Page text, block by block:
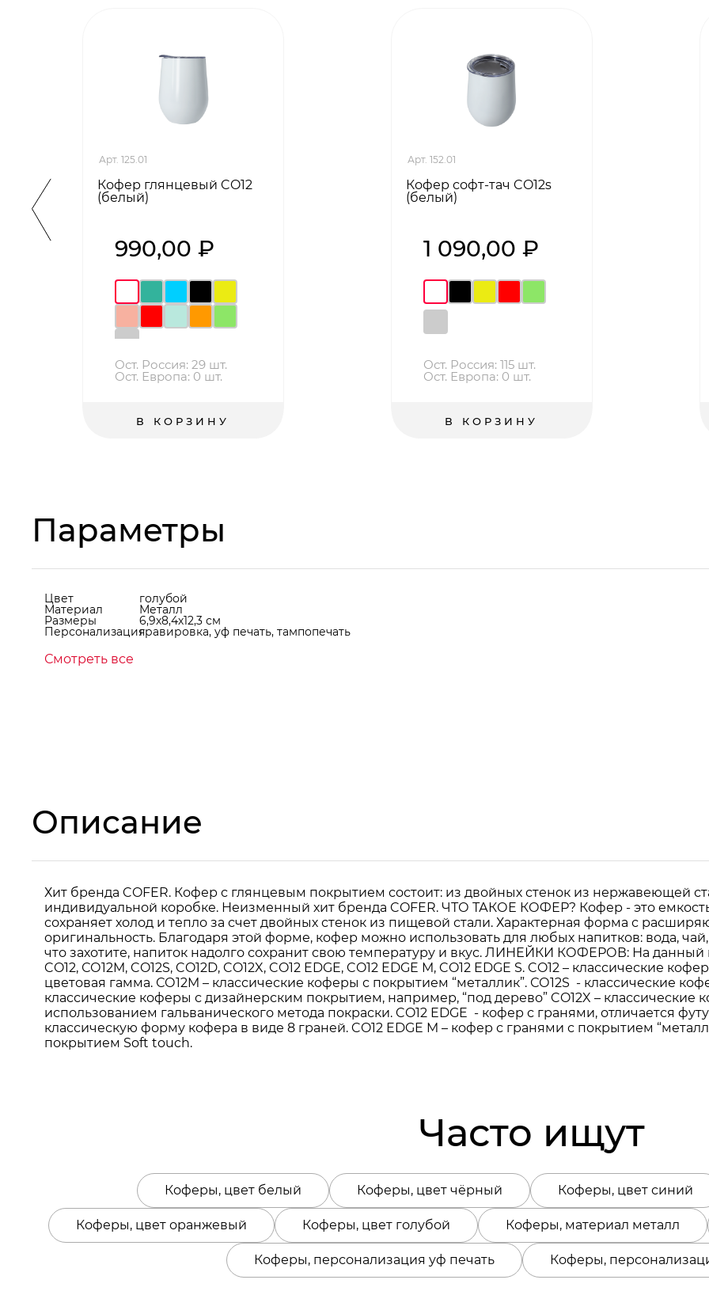
Арт. 125.01
Кофер глянцевый CO12
(белый)
990,00 ₽
Ост. Россия: 29 шт.
Ост. Европа: 0 шт.
В КОРЗИНУ
Арт. 152.01
Кофер софт-тач CO12s
(белый)
1 090,00 ₽
Ост. Россия: 115 шт.
Ост. Европа: 0 шт.
В КОРЗИНУ
Параметры
Цвет голубой
Материал Металл
Размеры 6,9х8,4х12,3 см
Персонализациягравировка, уф печать, тампопечать
Смотреть все
Описание
Хит бренда COFER. Кофер с глянцевым покрытием состоит: из двойных стенок из нержавеющей
индивидуальной коробке. Неизменный хит бренда COFER. ЧТО ТАКОЕ КОФЕР? Кофер - это
сохраняет холод и тепло за счет двойных стенок из пищевой стали. Характерная форма с
оригинальность. Благодаря этой форме, кофер можно использовать для любых напитков: вода,
что захотите, напиток надолго сохранит свою температуру и вкус. ЛИНЕЙКИ КОФЕРОВ: На
CO12, СО12M, CO12S, CO12D, CO12X, CO12 EDGE, CO12 EDGE M, CO12 EDGE S. CO12 –
цветовая гамма. СО12M – классические коферы с покрытием “металлик”. СО12S - классические
классические коферы с дизайнерским покрытием, например, “под дерево” CO12X – классические
использованием гальванического метода покраски. CO12 EDGE - кофер с гранями, отличается
классическую форму кофера в виде 8 граней. CO12 EDGE M – кофер с гранями с покрытием
покрытием Soft touch.
Часто ищут
Коферы, цвет белый Коферы, цвет чёрный Коферы, цвет синий
Коферы, цвет оранжевый Коферы, цвет голубой Коферы, материал металл
Коферы, персонализация уф печать Коферы,